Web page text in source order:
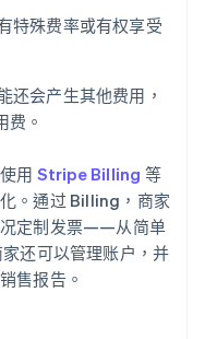
特殊费率或有权享受
还会产生其他费用，
费。
用 Stripe Billing 等
。通过 Billing，商家
况定制发票——从简单
还可以管理账户，并
售报告。